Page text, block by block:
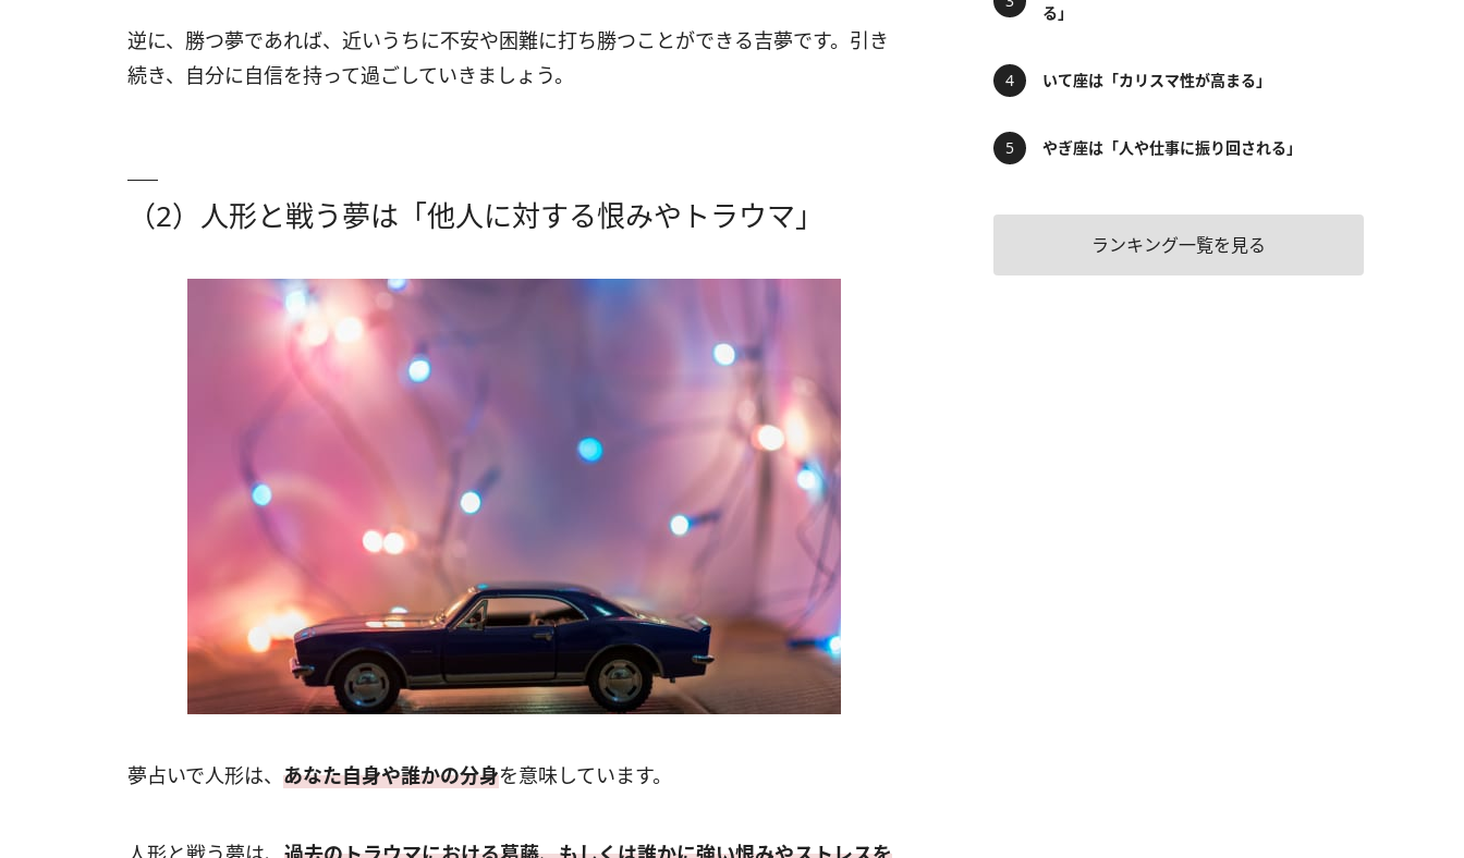
逆に、勝つ夢であれば、近いうちに不安や困難に打ち勝つことができる吉夢です。引き
続き、自分に自信を持って過ごしていきましょう。
（2）人形と戦う夢は「他人に対する恨みやトラウマ」
夢占いで人形は、 あなた自身や誰かの分身を意味しています。
る」
いて座は「カリスマ性が高まる」
やぎ座は「人や仕事に振り回される」
ランキング一覧を見る